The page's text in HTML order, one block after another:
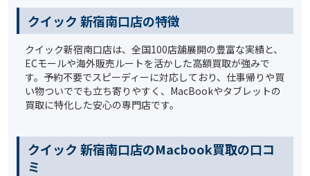
クイック 新宿南口店の特徴
クイック新宿南口店は、全国100店舗展開の豊富な実績と、
ECモールや海外販売ルートを活かした高額買取が強みで
す。予約不要でスピーディーに対応しており、仕事帰りや買
い物ついででも立ち寄りやすく、MacBookやタブレットの
買取に特化した安心の専門店です。
クイック 新宿南口店のMacbook買取の口コ
ミ